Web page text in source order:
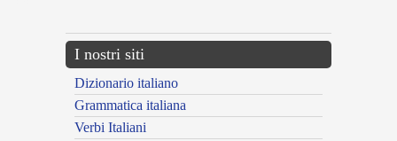
I nostri siti
Dizionario italiano
Grammatica italiana
Verbi Italiani